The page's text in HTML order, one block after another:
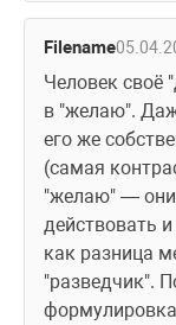
Filename
Человек своё
в "желаю".
его же
(самая
"желаю" — они
действовать
как разница
"разведчик".